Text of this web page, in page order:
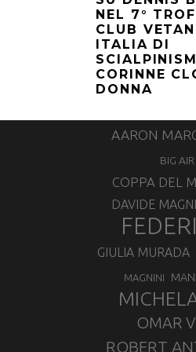
NEL 7°
CLUB
ITALIA DI
CORINNE
DONNA
AARON
BIG AIR
COPPA DEL
DAVIDE
GIULIA MURADA
MAGNINI
OMAR
ROBERT